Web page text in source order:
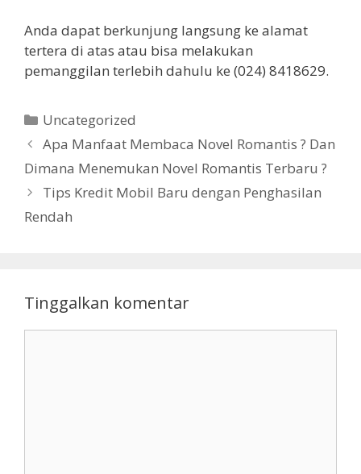
Anda dapat berkunjung langsung ke alamat
tertera di atas atau bisa melakukan
pemanggilan terlebih dahulu ke (024) 8418629.
Kategori
Uncategorized
Apa Manfaat Membaca Novel Romantis ? Dan
Dimana Menemukan Novel Romantis Terbaru ?
Tips Kredit Mobil Baru dengan Penghasilan
Rendah
Tinggalkan komentar